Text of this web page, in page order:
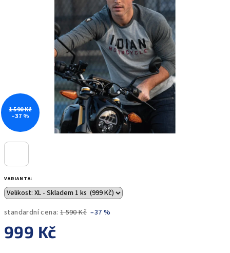
VARIANTA:
standardní cena: 1 590 Kč –37 %
999 Kč
hvězdiček.
1 590 Kč
–37 %